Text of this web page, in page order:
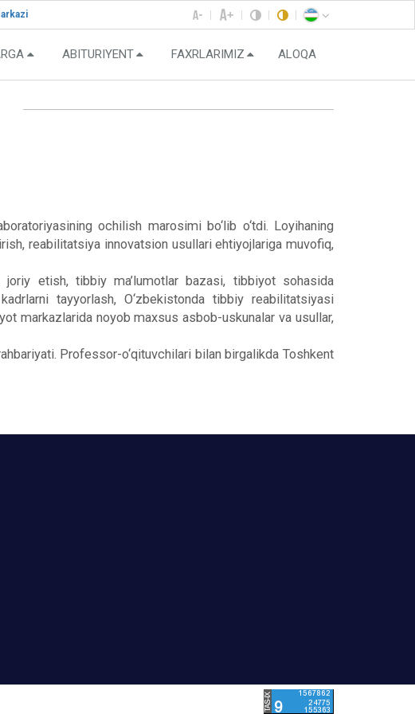
ABITURIYENT FAXRLARIMIZ ALOQA
ochilish marosimi bo‘lib o‘tdi. Loyihaning
reabilitatsiya innovatsion usullari ehtiyojlariga muvofiq,
etish, tibbiy ma’lumotlar bazasi, tibbiyot sohasida
tayyorlash, O‘zbekistonda tibbiy reabilitatsiyasi
markazlarida noyob maxsus asbob-uskunalar va usullar,
Professor-o‘qituvchilari bilan birgalikda Toshkent